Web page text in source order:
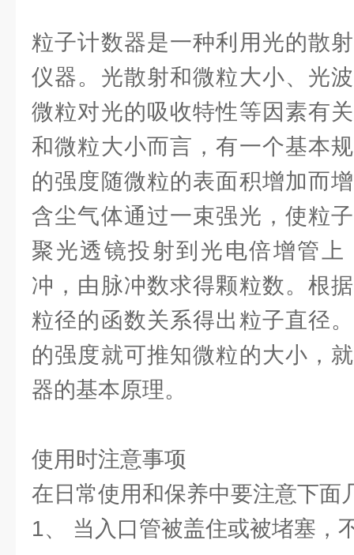
粒子计数器是一种利用光的散
仪器。光散射和微粒大小、光
微粒对光的吸收特性等因素有
和微粒大小而言，有一个基本
的强度随微粒的表面积增加而
含尘气体通过一束强光，使粒
聚光透镜投射到光电倍增管
冲，由脉冲数求得颗粒数。根
粒径的函数关系得出粒子直径
的强度就可推知微粒的大小，
器的基本原理。
使用时注意事项
在日常使用和保养中要注意下面
1、 当入口管被盖住或被堵塞，